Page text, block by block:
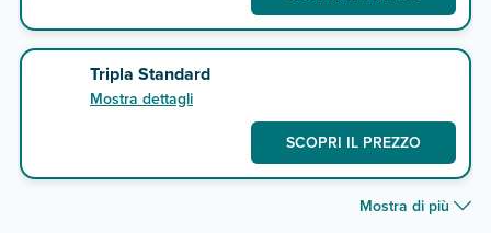
Tripla Standard
Mostra dettagli
SCOPRI IL PREZZO
Mostra di più